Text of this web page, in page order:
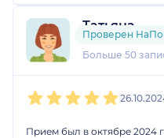
Татьяна
3 отзываи 8
Больше 50
Проверен
Прием был в октябре 2024